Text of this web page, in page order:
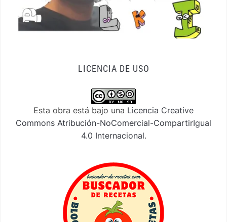
LICENCIA DE USO
Esta obra está bajo una Licencia Creative
Commons Atribución-NoComercial-CompartirIgual
4.0 Internacional.